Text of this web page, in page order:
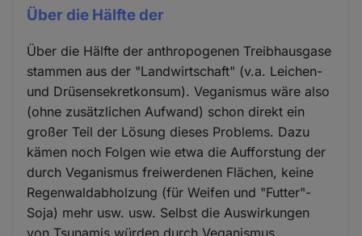
Über die Hälfte der
Über die Hälfte der anthropogenen Treibhausgase
stammen aus der "Landwirtschaft" (v.a. Leichen-
und Drüsensekretkonsum). Veganismus wäre also
(ohne zusätzlichen Aufwand) schon direkt ein
großer Teil der Lösung dieses Problems. Dazu
kämen noch Folgen wie etwa die Aufforstung der
durch Veganismus freiwerdenen Flächen, keine
Regenwaldabholzung (für Weifen und "Futter"-
Soja) mehr usw. usw. Selbst die Auswirkungen